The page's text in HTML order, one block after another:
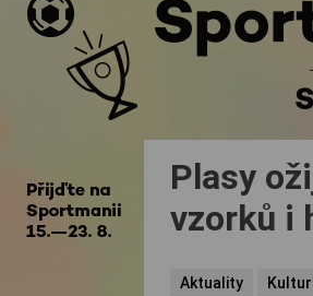
Plasy
vzorků i
Aktuality